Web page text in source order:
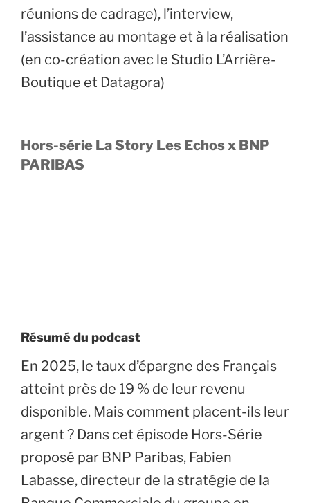
réunions de cadrage), l’interview,
l’assistance au montage et à la réalisation
(en co-création avec le Studio L’Arrière-
Boutique et Datagora)
Hors-série La Story Les Echos x BNP
PARIBAS
Résumé du podcast
En 2025, le taux d’épargne des Français
atteint près de 19 % de leur revenu
disponible. Mais comment placent-ils leur
argent ? Dans cet épisode Hors-Série
proposé par BNP Paribas, Fabien
Labasse, directeur de la stratégie de la